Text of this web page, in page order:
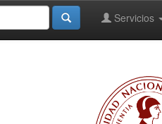
Servicios